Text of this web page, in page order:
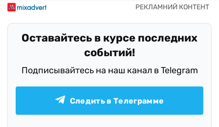
Оставайтесь в курсе последних
событий!
Подписывайтесь на наш канал в Telegram
Следить в Телеграмме